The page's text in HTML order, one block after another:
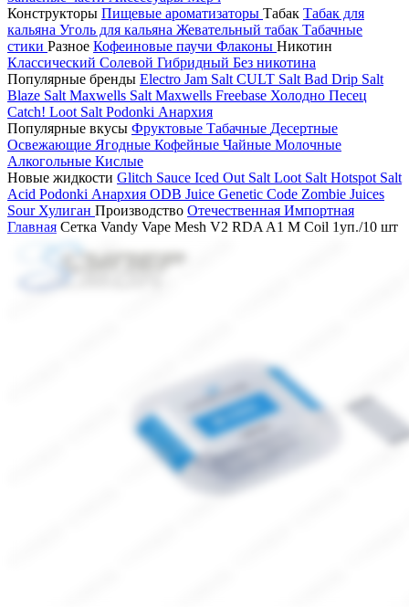
Конструкторы Пищевые ароматизаторы Табак Табак для
кальяна Уголь для кальяна Жевательный табак Табачные
стики Разное Кофеиновые паучи Флаконы Никотин
Классический Солевой Гибридный Без никотина
Популярные бренды Electro Jam Salt CULT Salt Bad Drip Salt
Blaze Salt Maxwells Salt Maxwells Freebase Холодно Песец
Catch! Loot Salt Podonki Анархия
Популярные вкусы Фруктовые Табачные Десертные
Освежающие Ягодные Кофейные Чайные Молочные
Алкогольные Кислые
Новые жидкости Glitch Sauce Iced Out Salt Loot Salt Hotspot Salt
Acid Podonki Анархия ODB Juice Genetic Code Zombie Juices
Sour Хулиган Производство Отечественная Импортная
Главная Сетка Vandy Vape Mesh V2 RDA A1 M Coil 1уп./10 шт